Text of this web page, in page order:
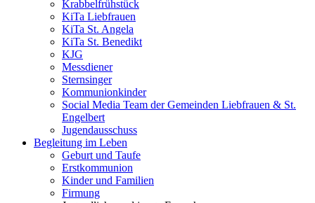
Krabbelfrühstück
KiTa Liebfrauen
KiTa St. Angela
KiTa St. Benedikt
KJG
Messdiener
Sternsinger
Kommunionkinder
Social Media Team der Gemeinden Liebfrauen & St.
Engelbert
Jugendausschuss
Begleitung im Leben
Geburt und Taufe
Erstkommunion
Kinder und Familien
Firmung